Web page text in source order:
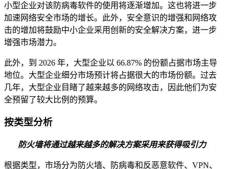
小型企业对该防病毒软件的使用将逐渐增加。这也将进一步
加速网络安全市场的增长。此外，安全意识的增强和网络攻
击的增加将鼓励中小企业采用创新的安全解决方案，进一步
增强市场潜力。
此外，到 2026 年，大型企业以 66.87% 的份额占据市场主导
地位。大型企业细分市场预计将占据很大的市场份额。过去
几年，大型企业目睹了越来越多的网络攻击，因此他们为安
全预留了较大比例的预算。
按类型分析
防火墙将通过越来越多的解决方案采用来获得吸引力
根据类型，市场分为防火墙、防病毒和反恶意软件、VPN、